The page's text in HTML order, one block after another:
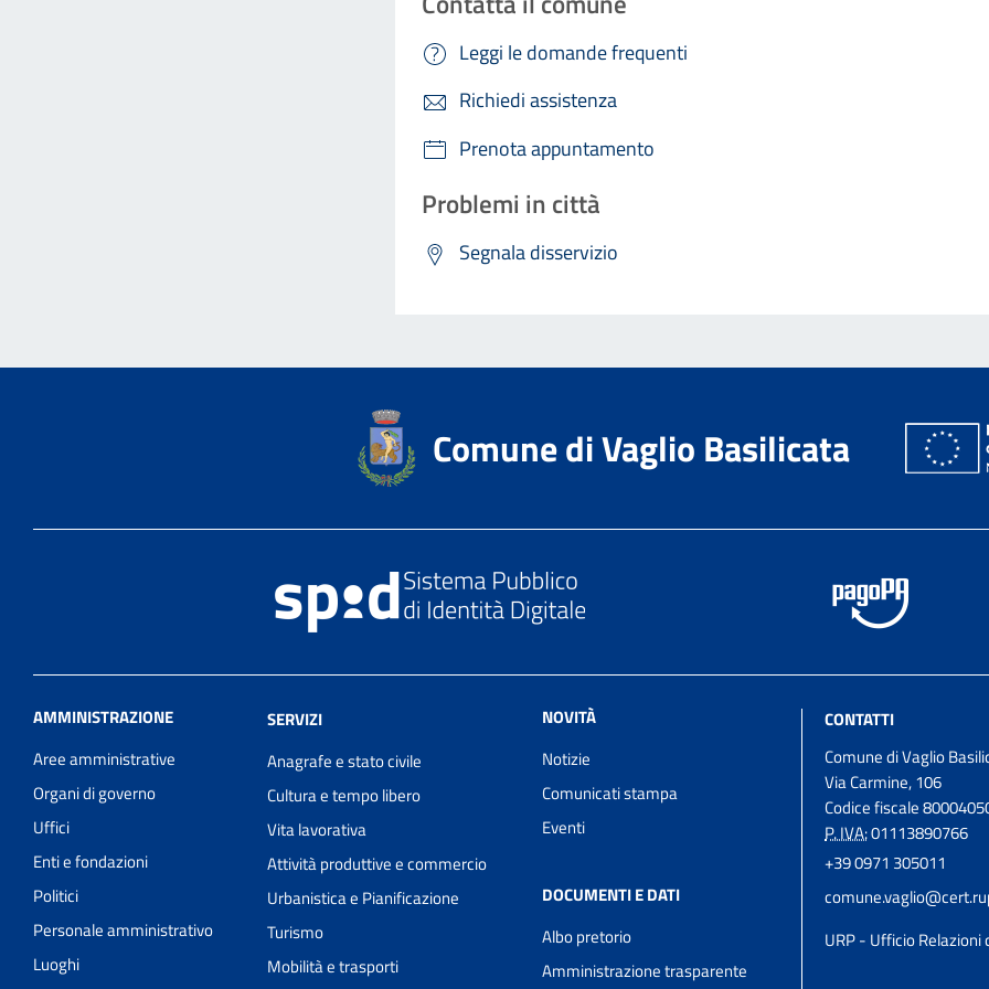
Leggi le domande frequenti
Richiedi assistenza
Prenota appuntamento
Problemi in città
Segnala disservizio
Comune di Vaglio Basilicata
AMMINISTRAZIONE
Aree amministrative
Organi di governo
Uffici
Enti e fondazioni
Politici
Personale amministrativo
Luoghi
SERVIZI
Anagrafe e stato civile
Cultura e tempo libero
Vita lavorativa
Attività produttive e commercio
Urbanistica e Pianificazione
Turismo
Mobilità e trasporti
NOVITÀ
Notizie
Comunicati stampa
Eventi
DOCUMENTI E DATI
Albo pretorio
Amministrazione trasparente
CONTATTI
Comune di Vaglio
Via Carmine, 106
Codice fiscale
P. IVA:01113890766
+39 0971 305011
URP - Ufficio Relazioni